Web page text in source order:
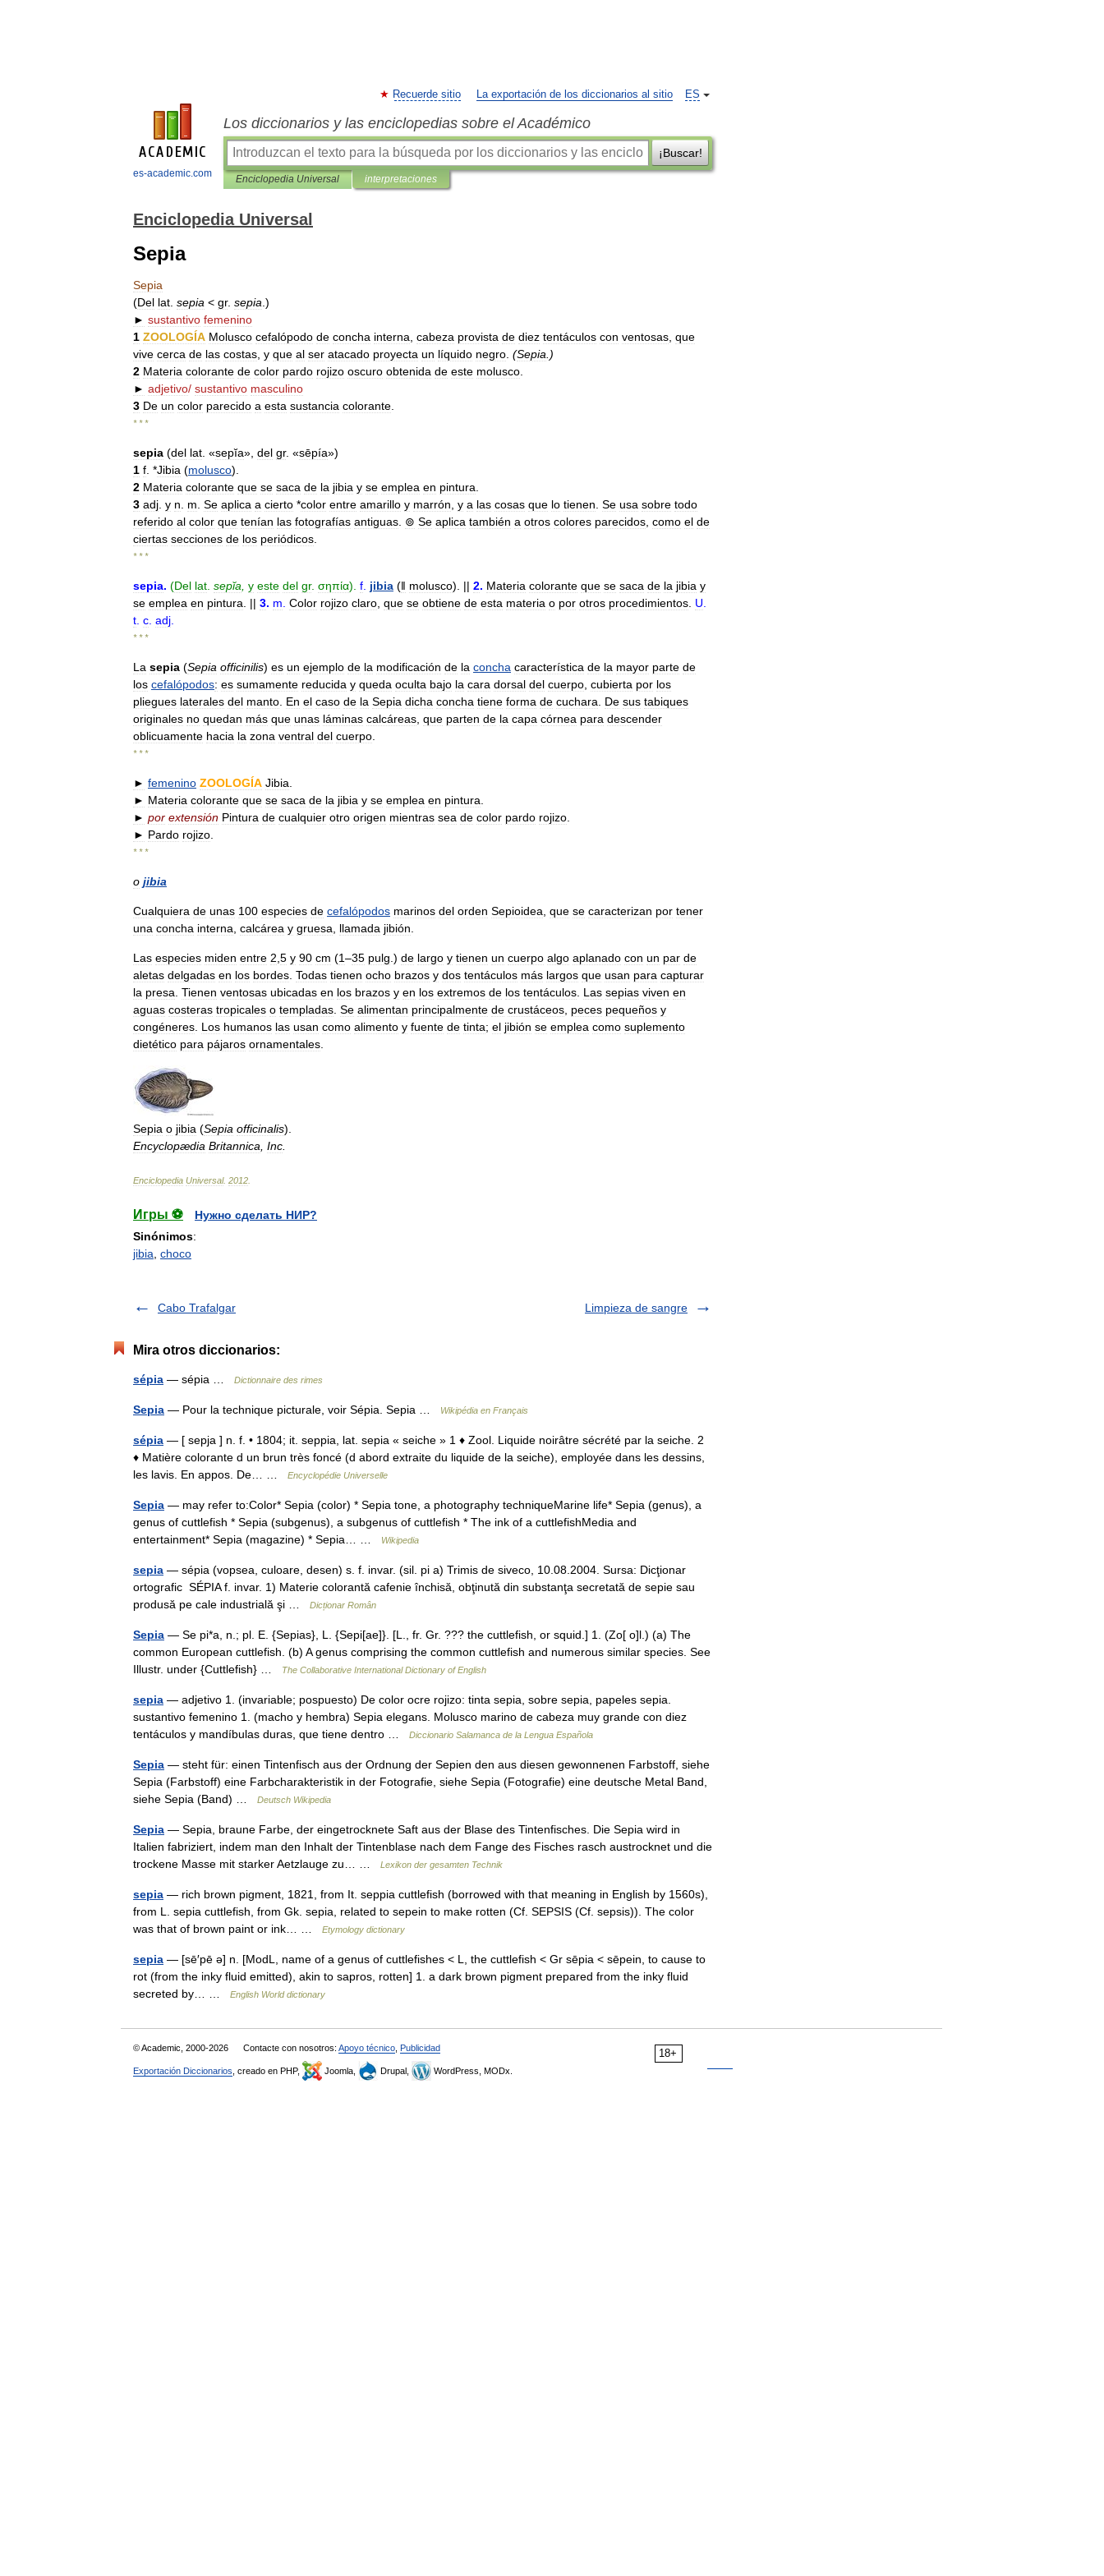
es-academic.com
ES
Recuerde sitio La exportación de los diccionarios al sitio
Los diccionarios y las enciclopedias sobre el Académico
¡Buscar!
Enciclopedia Universal interpretaciones
Enciclopedia Universal
Sepia
Sepia
(Del lat sepia < gr. sepia .)
► sustantivo femenino
1 ZOOLOGÍA Molusco cefalópodo de concha interna cabeza provista de diez tentáculos con ventosas que
vive cerca de las costas y que al ser atacado proyecta un líquido negro (Sepia .)
2 Materia colorante de color pardo rojizo oscuro obtenida de este molusco
► adjetivo/ sustantivo masculino
3 De un color parecido a esta sustancia colorante
* * *
sepia (del lat . «sepĭa», del gr. «sēpía»)
1 f . *Jibia (molusco).
2 Materia colorante que se saca de la jibia y se emplea en pintura
3 adj y n m Se aplica a cierto *color entre amarillo y marrón y a las cosas que lo tienen Se usa sobre todo
referido al color que tenían las fotografías antiguas ⊚ Se aplica también a otros colores parecidos como el de
ciertas secciones de los periódicos
* * *
sepia. (Del lat sepĭa y este del gr. σηπία). f jibia (ǁ molusco). || 2. Materia colorante que se saca de la jibia y
se emplea en pintura . || 3. m Color rojizo claro que se obtiene de esta materia o por otros procedimientos U
t c adj
* * *
La sepia (Sepia officinilis) es un ejemplo de la modificación de la concha característica de la mayor parte de
los cefalópodos: es sumamente reducida y queda oculta bajo la cara dorsal del cuerpo cubierta por los
pliegues laterales del manto En el caso de la Sepia dicha concha tiene forma de cuchara De sus tabiques
originales no quedan más que unas láminas calcáreas que parten de la capa córnea para descender
oblicuamente hacia la zona ventral del cuerpo
* * *
► femenino ZOOLOGÍA Jibia
► Materia colorante que se saca de la jibia y se emplea en pintura
► por extensión Pintura de cualquier otro origen mientras sea de color pardo rojizo
► Pardo rojizo
* * *
o jibia
Cualquiera de unas 100 especies de cefalópodos marinos del orden Sepioidea que se caracterizan por tener
una concha interna calcárea y gruesa llamada jibión
Las especies miden entre 2 5 y 90 cm (1–35 pulg .) de largo y tienen un cuerpo algo aplanado con un par de
aletas delgadas en los bordes Todas tienen ocho brazos y dos tentáculos más largos que usan para capturar
la presa Tienen ventosas ubicadas en los brazos y en los extremos de los tentáculos Las sepias viven en
aguas costeras tropicales o templadas Se alimentan principalmente de crustáceos peces pequeños y
congéneres Los humanos las usan como alimento y fuente de tinta; el jibión se emplea como suplemento
dietético para pájaros ornamentales
Sepia o jibia (Sepia officinalis).
Encyclopædia Britannica Inc
Enciclopedia Universal. 2012
Игры ⚽
Нужно сделать НИР?
Sinónimos:
jibia choco
Cabo Trafalgar Limpieza de sangre
Mira otros diccionarios:
sépia — sépia … Dictionnaire des rimes
Sepia — Pour la technique picturale, voir Sépia. Sepia … Wikipédia en Français
sépia — [ sepja ] n. f. • 1804; it. seppia, lat. sepia « seiche » 1 ♦ Zool. Liquide noirâtre sécrété par la seiche. 2
♦ Matière colorante d un brun très foncé (d abord extraite du liquide de la seiche), employée dans les dessins,
les lavis. En appos. De… …
Encyclopédie Universelle
Sepia — may refer to:Color* Sepia (color) * Sepia tone, a photography techniqueMarine life* Sepia (genus), a
genus of cuttlefish * Sepia (subgenus), a subgenus of cuttlefish * The ink of a cuttlefishMedia and
entertainment* Sepia (magazine) * Sepia… …
Wikipedia
sepia — sépia (vopsea, culoare, desen) s. f. invar. (sil. pi a) Trimis de siveco, 10.08.2004. Sursa: Dicţionar
ortografic SÉPIA f. invar. 1) Materie colorantă cafenie închisă, obţinută din substanţa secretată de sepie sau
produsă pe cale industrială şi …
Dicționar Român
Sepia — Se pi*a, n.; pl. E. {Sepias}, L. {Sepi[ae]}. [L., fr. Gr. ??? the cuttlefish, or squid.] 1. (Zo[ o]l.) (a) The
common European cuttlefish. (b) A genus comprising the common cuttlefish and numerous similar species. See
Illustr. under {Cuttlefish} …
The Collaborative International Dictionary of English
sepia — adjetivo 1. (invariable; pospuesto) De color ocre rojizo: tinta sepia, sobre sepia, papeles sepia.
sustantivo femenino 1. (macho y hembra) Sepia elegans. Molusco marino de cabeza muy grande con diez
tentáculos y mandíbulas duras, que tiene dentro …
Diccionario Salamanca de la Lengua Española
Sepia — steht für: einen Tintenfisch aus der Ordnung der Sepien den aus diesen gewonnenen Farbstoff, siehe
Sepia (Farbstoff) eine Farbcharakteristik in der Fotografie, siehe Sepia (Fotografie) eine deutsche Metal Band,
siehe Sepia (Band) …
Deutsch Wikipedia
Sepia — Sepia, braune Farbe, der eingetrocknete Saft aus der Blase des Tintenfisches. Die Sepia wird in
Italien fabriziert, indem man den Inhalt der Tintenblase nach dem Fange des Fisches rasch austrocknet und die
trockene Masse mit starker Aetzlauge zu… …
Lexikon der gesamten Technik
sepia — rich brown pigment, 1821, from It. seppia cuttlefish (borrowed with that meaning in English by 1560s),
from L. sepia cuttlefish, from Gk. sepia, related to sepein to make rotten (Cf. SEPSIS (Cf. sepsis)). The color
was that of brown paint or ink… …
Etymology dictionary
sepia — [sē′pē ə] n. [ModL, name of a genus of cuttlefishes < L, the cuttlefish < Gr sēpia < sēpein, to cause to
rot (from the inky fluid emitted), akin to sapros, rotten] 1. a dark brown pigment prepared from the inky fluid
secreted by… …
English World dictionary
18+
© Academic, 2000-2026 Contacte con nosotros: Apoyo técnico Publicidad
Exportación Diccionarios , creado en PHP, Joomla, Drupal, WordPress, MODx.